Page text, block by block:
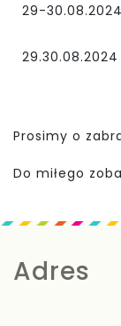
29-
29.30.08.2024
Prosimy o
Do miłego
Adres